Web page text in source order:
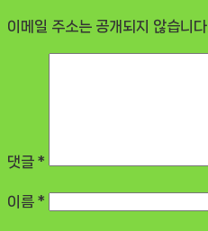
이메일 주소는 공개되지 않습니다.
댓글 *
이름 *